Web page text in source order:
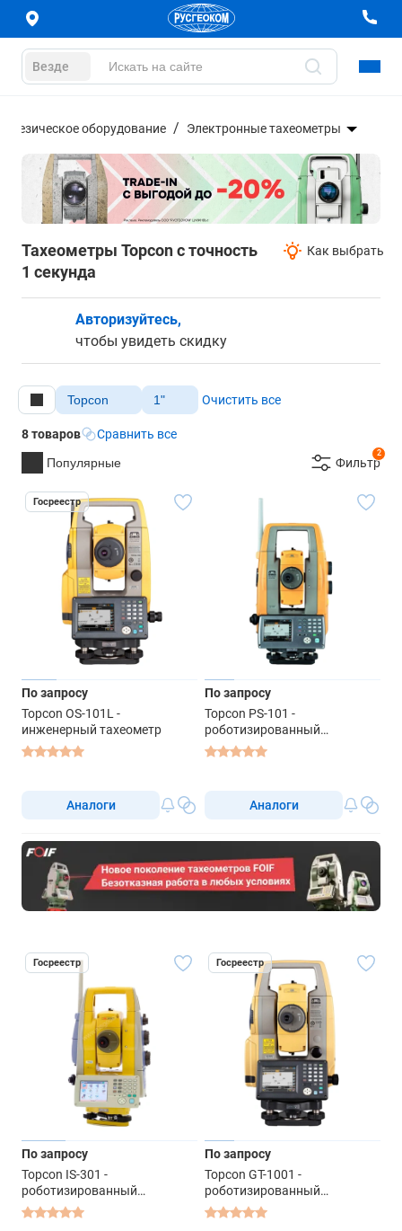
Везде
оборудование Электронные тахеометры
Тахеометры Topcon с точность
1 секунда
Как выбрать
Авторизуйтесь,
чтобы увидеть скидку
Topcon 1" Очистить все
8 товаров
Сравнить все
Популярные
2
Фильтр
Госреестр
По запросу
Topcon OS-101L -
инженерный тахеометр
Аналоги
По запросу
Topcon PS-101 -
роботизированный
тахеометр
Аналоги
Госреестр
По запросу
Topcon IS-301 -
роботизированный
тахеометр
Госреестр
По запросу
Topcon GT-1001 -
роботизированный
тахеометр